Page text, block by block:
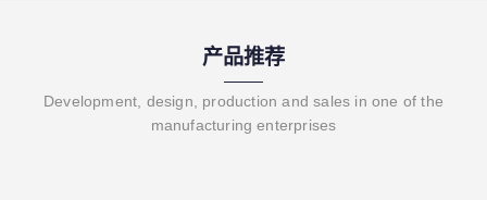
产品推荐
Development, design, production and sales in one of the
manufacturing enterprises